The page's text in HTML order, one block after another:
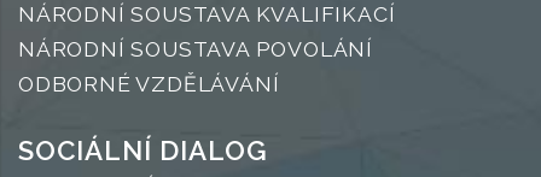
NÁRODNÍ SOUSTAVA KVALIFIKACÍ
NÁRODNÍ SOUSTAVA POVOLÁNÍ
ODBORNÉ VZDĚLÁVÁNÍ
SOCIÁLNÍ DIALOG